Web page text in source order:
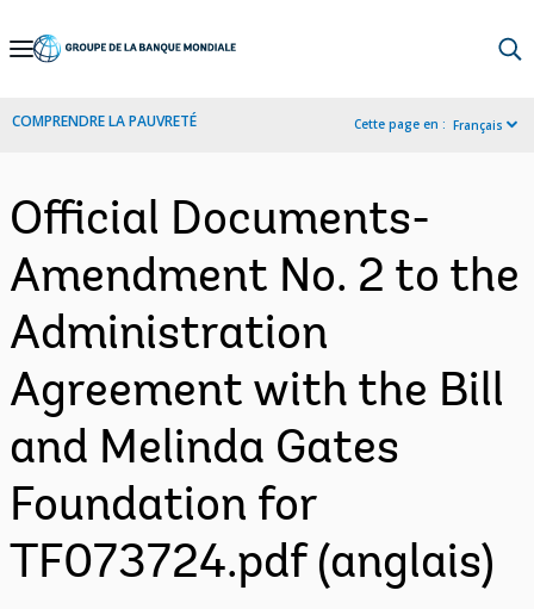
Skip
Navigation
COMPRENDRE LA PAUVRETÉ Cette page en : Français
Official Documents-
Amendment No. 2 to the
Administration
Agreement with the Bill
and Melinda Gates
Foundation for
TF073724.pdf (anglais)